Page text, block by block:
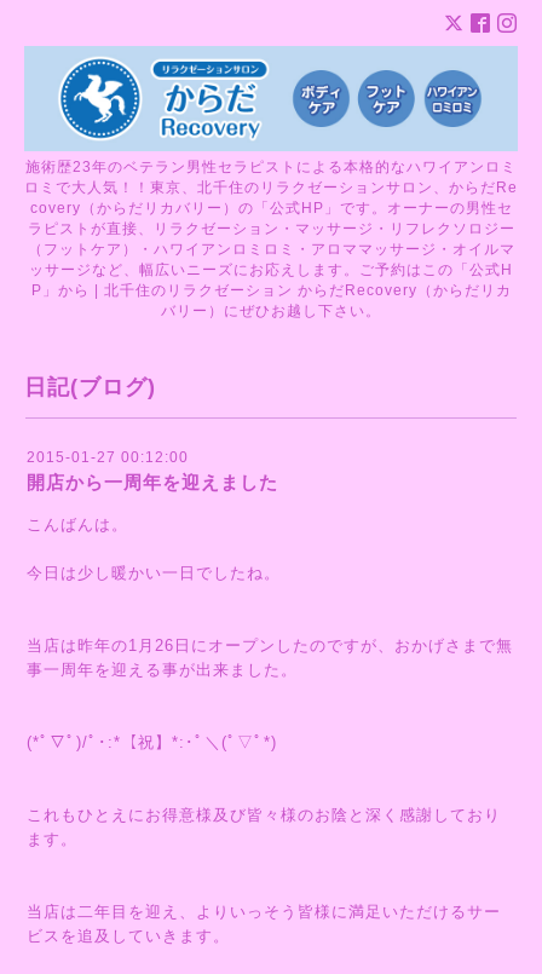
施術歴23年のベテラン男性セラピストによる本格的なハワイアンロミ
ロミで大人気！！東京、北千住のリラクゼーションサロン、からだRe
covery（からだリカバリー）の「公式HP」です。オーナーの男性セ
ラピストが直接、リラクゼーション・マッサージ・リフレクソロジー
（フットケア）・ハワイアンロミロミ・アロママッサージ・オイルマ
ッサージなど、幅広いニーズにお応えします。ご予約はこの「公式H
P」から | 北千住のリラクゼーション からだRecovery（からだリカ
バリー）にぜひお越し下さい。
日記(ブログ)
2015-01-27 00:12:00
開店から一周年を迎えました
こんばんは。
今日は少し暖かい一日でしたね。
当店は昨年の1月26日にオープンしたのですが、おかげさまで無
事一周年を迎える事が出来ました。
(*ﾟ▽ﾟ)/ﾟ･:*【祝】*:･ﾟ＼(ﾟ▽ﾟ*)
これもひとえにお得意様及び皆々様のお陰と深く感謝しており
ます。
当店は二年目を迎え、よりいっそう皆様に満足いただけるサー
ビスを追及していきます。